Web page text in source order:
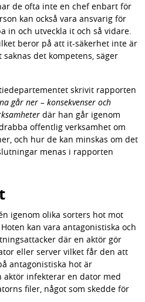
de ofta inte en chef enbart för
kan också vara ansvarig för
in och utveckla it och så vidare.
beror på att it-säkerhet inte är
det kompetens, säger
skrivit rapporten
går ner – konsekvenser och
där han går igenom
offentlig verksamhet om
och hur de kan minskas om det
menas i rapporten
igenom olika sorters hot mot
kan vara antagonistiska och
där en aktör gör
eller server vilket får den att
antagonistiska hot är
infekterar en dator med
filer, något som skedde för